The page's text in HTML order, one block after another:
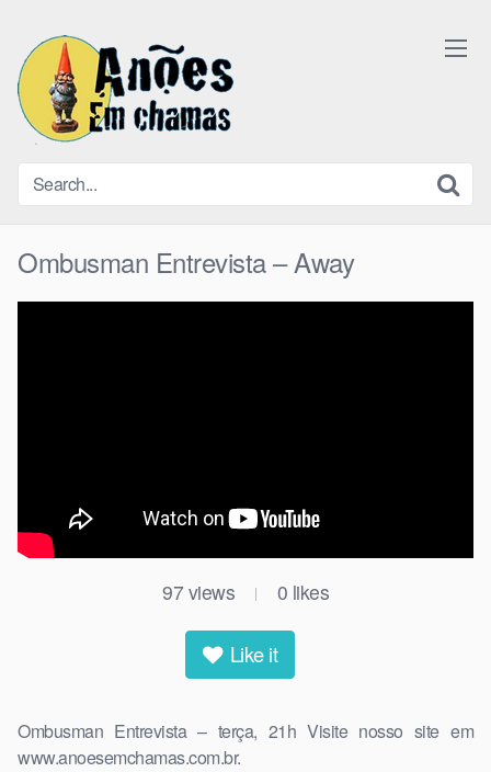
content
Ombusman Entrevista – Away
97 views | 0 likes
Like it
Ombusman Entrevista – terça, 21h Visite nosso site em
www.anoesemchamas.com.br.